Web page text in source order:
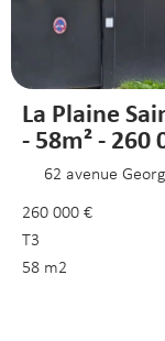
La Plaine
- 58m² - 260
62 avenue
260 000 €
T3
58 m2